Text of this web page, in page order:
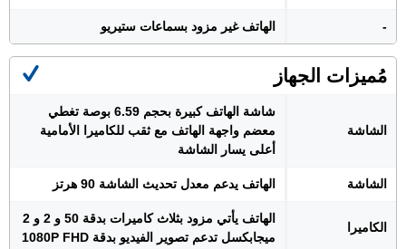
- الهاتف غير مزود بسماعات ستيريو
مُميزات الجهاز
الشاشة
شاشة الهاتف كبيرة بحجم 6.59 بوصة تغطي
معضم واجهة الهاتف مع ثقب للكاميرا الأمامية
أعلى يسار الشاشة
الشاشة الهاتف يدعم معدل تحديث الشاشة 90 هرتز
الكاميرا
الهاتف يأتي مزود بثلاث كاميرات بدقة 50 و 2 و 2
ميجابكسل تدعم تصوير الفيديو بدقة 1080P FHD